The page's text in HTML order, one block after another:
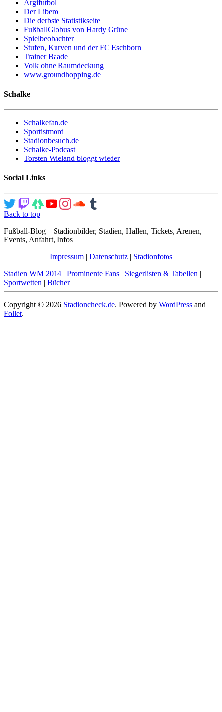
Argifutbol
Der Libero
Die derbste Statistikseite
FußballGlobus von Hardy Grüne
Spielbeobachter
Stufen, Kurven und der FC Eschborn
Trainer Baade
Volk ohne Raumdeckung
www.groundhopping.de
Schalke
Schalkefan.de
Sportistmord
Stadionbesuch.de
Schalke-Podcast
Torsten Wieland bloggt wieder
Social Links
Back to top
Fußball-Blog – Stadionbilder, Stadien, Hallen, Tickets, Arenen,
Events, Anfahrt, Infos
Impressum | Datenschutz | Stadionfotos
Stadien WM 2014 | Prominente Fans | Siegerlisten & Tabellen |
Sportwetten | Bücher
Copyright © 2026 Stadioncheck.de. Powered by WordPress and
Follet.